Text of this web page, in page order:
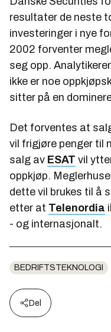
resultater de neste
investeringer i nye
2002 forventer
seg opp.
ikke er noe
sitter på en
Det forventes at
vil frigjøre penger til
salg av ESAT vil
oppkjøp.
dette vil brukes til å
etter at Telenordia
- og internasjonalt.
BEDRIFTSTEKNOLOGI
Del